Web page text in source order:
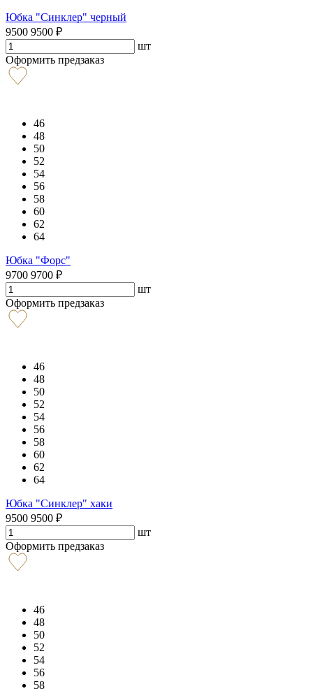
Юбка "Синклер" черный
9500 9500 ₽
шт
Оформить предзаказ
46
48
50
52
54
56
58
60
62
64
Юбка "Форс"
9700 9700 ₽
шт
Оформить предзаказ
46
48
50
52
54
56
58
60
62
64
Юбка "Синклер" хаки
9500 9500 ₽
шт
Оформить предзаказ
46
48
50
52
54
56
58